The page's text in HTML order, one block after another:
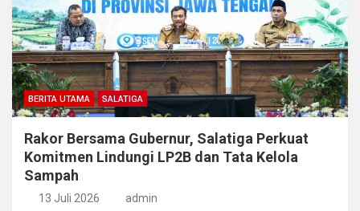
BERITA UTAMA SALATIGA
Rakor Bersama Gubernur, Salatiga Perkuat
Komitmen Lindungi LP2B dan Tata Kelola
Sampah
13 Juli 2026 admin